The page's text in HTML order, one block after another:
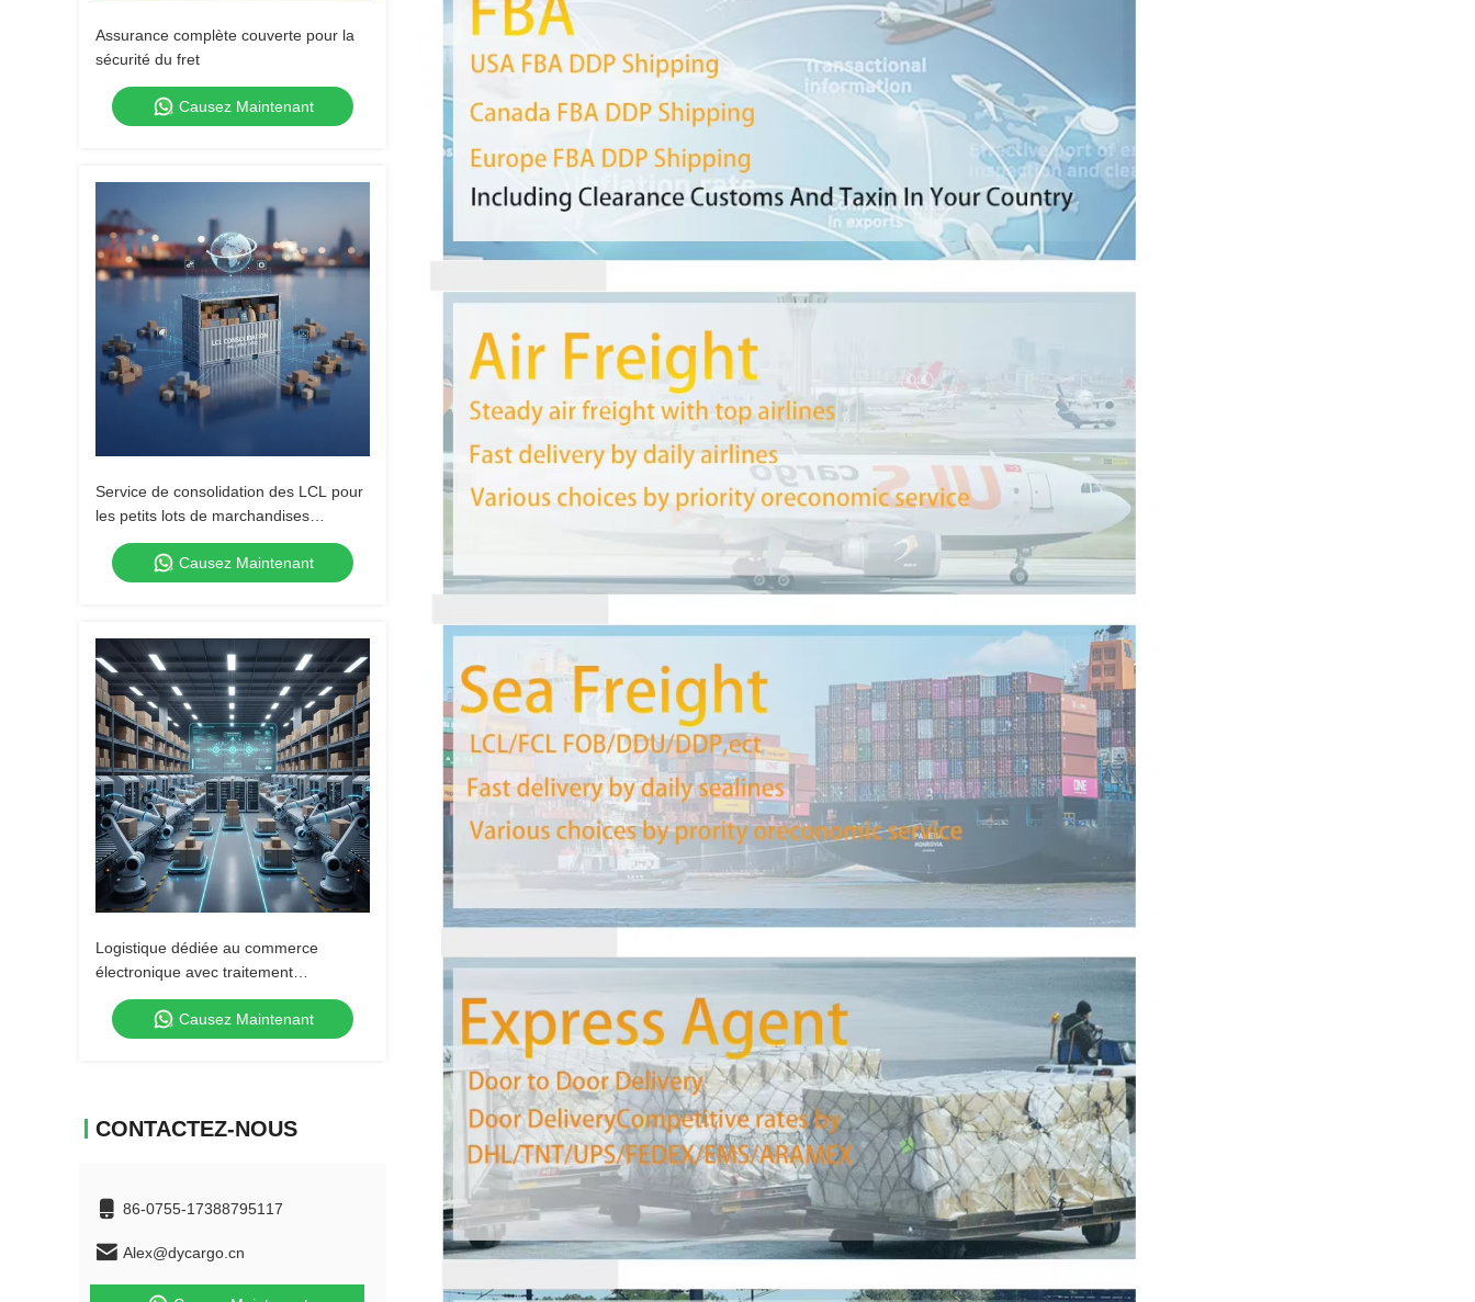
Assurance complète couverte pour la
sécurité du fret
Causez Maintenant
Service de consolidation des LCL pour
les petits lots de marchandises
dispersés
Causez Maintenant
Logistique dédiée au commerce
électronique avec traitement
automatique des commandes
Causez Maintenant
CONTACTEZ-NOUS
86-0755-17388795117
Alex@dycargo.cn